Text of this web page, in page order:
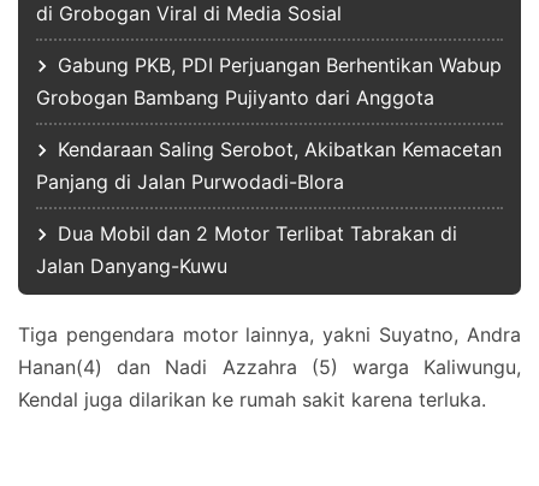
di Grobogan Viral di Media Sosial
Gabung PKB, PDI Perjuangan Berhentikan Wabup
Grobogan Bambang Pujiyanto dari Anggota
Kendaraan Saling Serobot, Akibatkan Kemacetan
Panjang di Jalan Purwodadi-Blora
Dua Mobil dan 2 Motor Terlibat Tabrakan di
Jalan Danyang-Kuwu
Tiga pengendara motor lainnya, yakni Suyatno, Andra
Hanan(4) dan Nadi Azzahra (5) warga Kaliwungu,
Kendal juga dilarikan ke rumah sakit karena terluka.